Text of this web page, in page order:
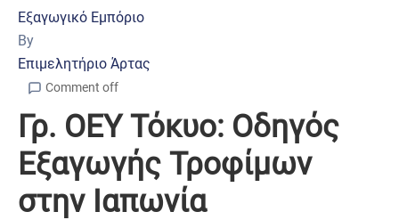
Εξαγωγικό Εμπόριο
By
Επιμελητήριο Άρτας
Comment off
Γρ. ΟΕΥ Τόκυο: Οδηγός
Εξαγωγής Τροφίμων
στην Ιαπωνία